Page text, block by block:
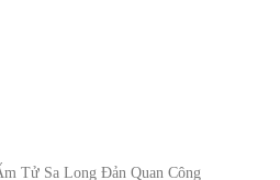
Tử Sa Long Đản Quan Công